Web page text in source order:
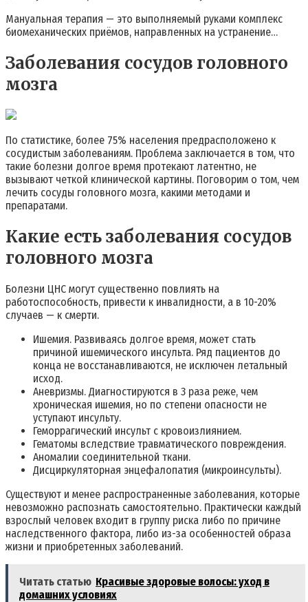
Мануальная терапия — это выполняемый руками комплекс
биомеханических приёмов, направленных на устранение…
Заболевания сосудов головного
мозга
По статистике, более 75% населения предрасположено к
сосудистым заболеваниям. Проблема заключается в том, что
такие болезни долгое время протекают латентно, не
вызывают четкой клинической картины. Поговорим о том, чем
лечить сосуды головного мозга, какими методами и
препаратами.
Какие есть заболевания сосудов
головного мозга
Болезни ЦНС могут существенно повлиять на
работоспособность, привести к инвалидности, а в 10-20%
случаев — к смерти.
Ишемия. Развиваясь долгое время, может стать
причиной ишемического инсульта. Ряд пациентов до
конца не восстанавливаются, не исключен летальный
исход.
Аневризмы. Диагностируются в 3 раза реже, чем
хроническая ишемия, но по степени опасности не
уступают инсульту.
Геморрагический инсульт с кровоизлиянием.
Гематомы вследствие травматического повреждения.
Аномалии соединительной ткани.
Дисциркуляторная энцефалопатия (микроинсульты).
Существуют и менее распространенные заболевания, которые
невозможно распознать самостоятельно. Практически каждый
взрослый человек входит в группу риска либо по причине
наследственного фактора, либо из-за особенностей образа
жизни и приобретенных заболеваний.
Читать статью Красивые здоровые волосы: уход в
домашних условиях